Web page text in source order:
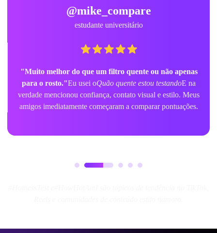
@mike_compare
estudante universitário
"Muito melhor do que um filtro quente ou não apenas
para o rosto."Eu usei oQuão quente estou testandoE na
verdade mencionou confiança, contato visual e estilo. Meus
amigos imediatamente começaram a comparar pontuações.